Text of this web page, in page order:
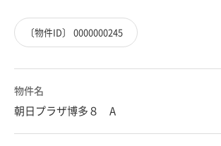
〔物件ID〕 0000000245
物件名
朝日プラザ博多８ A